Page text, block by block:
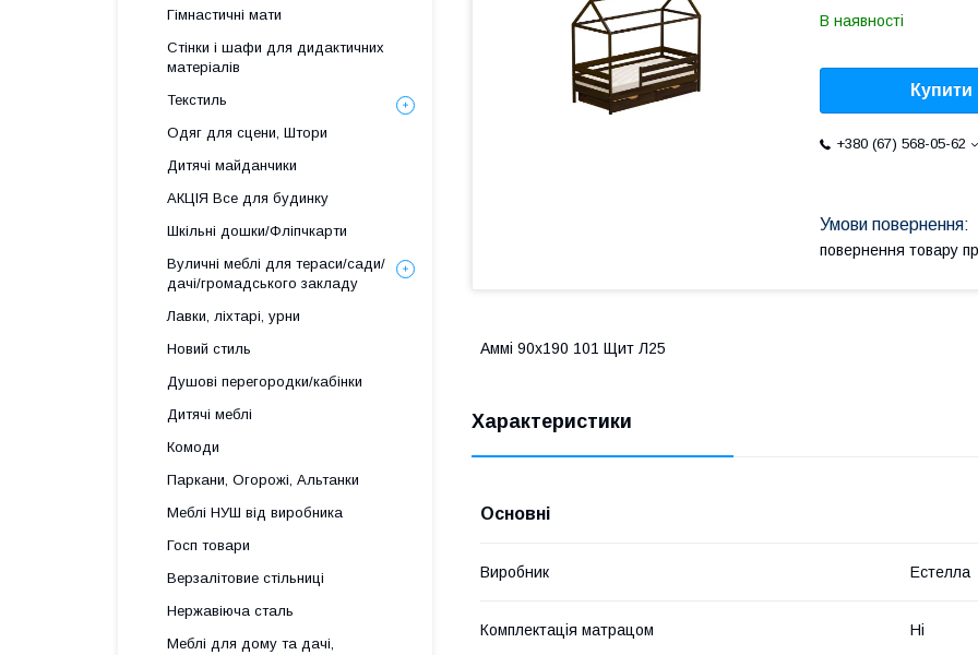
В наявності
Купити
+380 (67) 568-05-62
повернення товару
Аммі 90х190 101 Щит Л25
Характеристики
Основні
Виробник Естелла
Комплектація матрацом Ні
Гімнастичні мати
Стінки і шафи для дидактичних
матеріалів
Текстиль
Одяг для сцени, Штори
Дитячі майданчики
АКЦІЯ Все для будинку
Шкільні дошки/Фліпчкарти
Вуличні меблі для тераси/сади/
дачі/громадського закладу
Лавки, ліхтарі, урни
Новий стиль
Душові перегородки/кабінки
Дитячі меблі
Комоди
Паркани, Огорожі, Альтанки
Меблі НУШ від виробника
Госп товари
Верзалітовие стільниці
Нержавіюча сталь
Меблі для дому та дачі,